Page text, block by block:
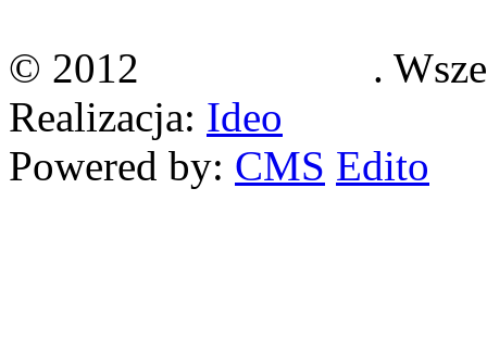
© 2012
.
Realizacja: Ideo
Powered by: CMS Edito